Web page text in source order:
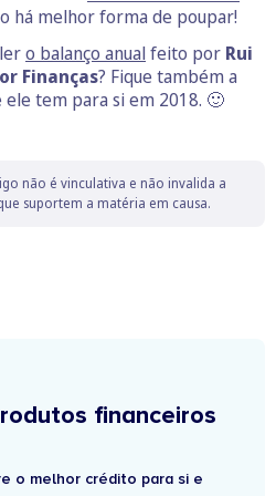
há melhor forma de poupar!
o balanço anual feito por Rui
Finanças? Fique também a
ele tem para si em 2018. 🙂
não é vinculativa e não invalida a
suportem a matéria em causa.
financeiros
o melhor crédito para si e